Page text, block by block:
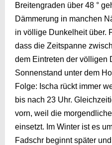
Breitengraden über 48 °
Dämmerung in manchen
in völlige Dunkelheit über.
dass die Zeitspanne
dem Eintreten der völligen
Sonnenstand unter dem
Folge: Ischa rückt immer
bis nach 23 Uhr.
vorn, weil die
einsetzt. Im Winter ist es
Fadschr beginnt später